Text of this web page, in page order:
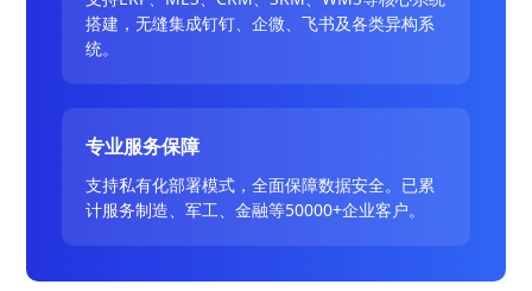
搭建，无缝集成钉钉、企微、飞书及各类异构系
统。
专业服务保障
支持私有化部署模式，全面保障数据安全。已累
计服务制造、军工、金融等50000+企业客户。